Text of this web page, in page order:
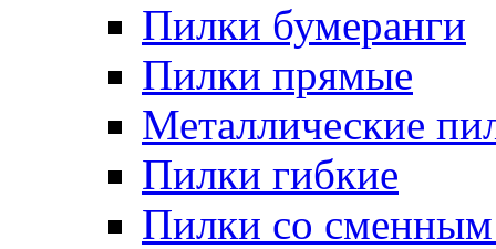
Пилки бумеранги
Пилки прямые
Металлические
Пилки гибкие
Пилки со сменным